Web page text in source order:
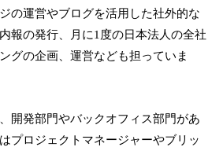
の運営やブログを活用した社外的な
報の発行、月に1度の日本法人の全社
グの企画、運営なども担っていま
開発部門やバックオフィス部門があ
プロジェクトマネージャーやブリッ